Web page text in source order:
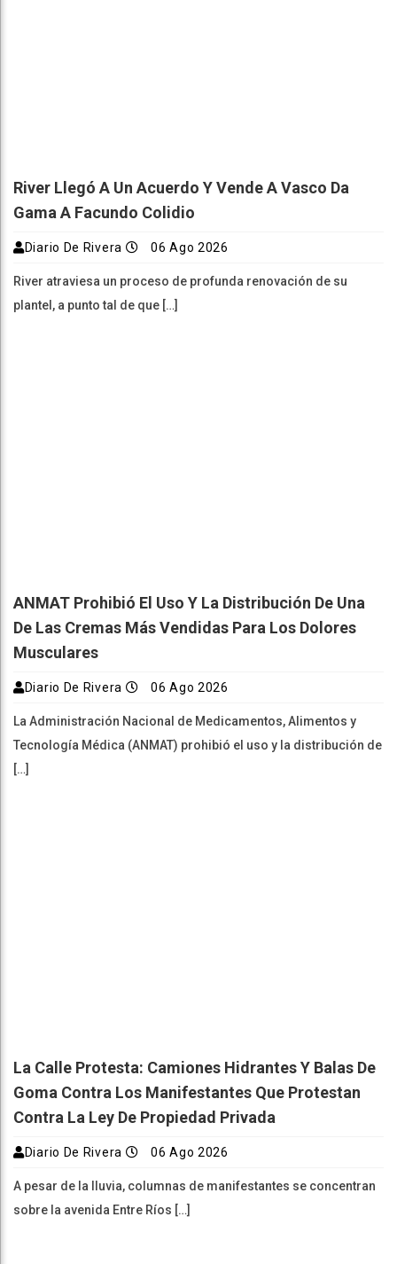
River Llegó A Un Acuerdo Y Vende A Vasco Da
Gama A Facundo Colidio
Diario De Rivera 06 Ago 2026
River atraviesa un proceso de profunda renovación de su
plantel, a punto tal de que […]
ANMAT Prohibió El Uso Y La Distribución De Una
De Las Cremas Más Vendidas Para Los Dolores
Musculares
Diario De Rivera 06 Ago 2026
La Administración Nacional de Medicamentos, Alimentos y
Tecnología Médica (ANMAT) prohibió el uso y la distribución de
[…]
La Calle Protesta: Camiones Hidrantes Y Balas De
Goma Contra Los Manifestantes Que Protestan
Contra La Ley De Propiedad Privada
Diario De Rivera 06 Ago 2026
A pesar de la lluvia, columnas de manifestantes se concentran
sobre la avenida Entre Ríos […]